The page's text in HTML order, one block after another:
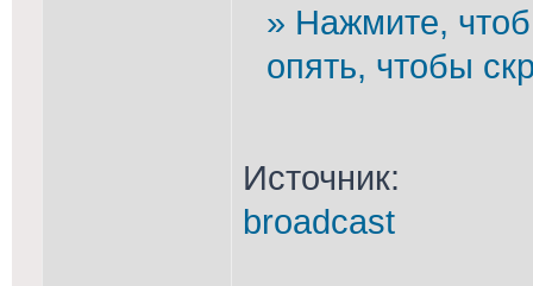
» Нажмите,
опять, чтобы
Источник:
broadcast